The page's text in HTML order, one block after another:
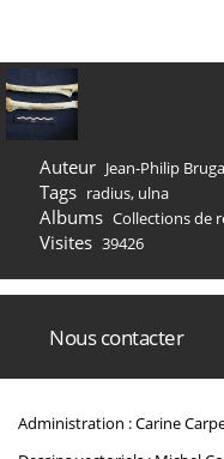
Auteur Jean-Philip
Tags radius, ulna
Albums Collections de
Visites 39426
Nous contacter
Administration : Carine